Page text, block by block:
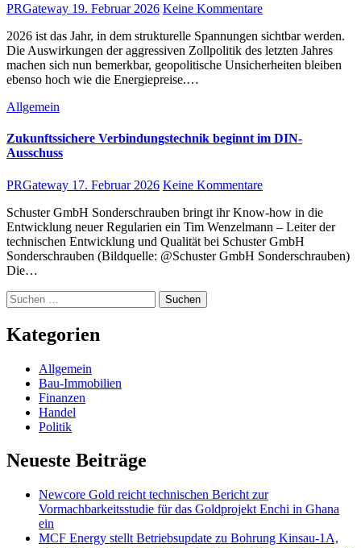
PRGateway 19. Februar 2026 Keine Kommentare
2026 ist das Jahr, in dem strukturelle Spannungen sichtbar werden.
Die Auswirkungen der aggressiven Zollpolitik des letzten Jahres
machen sich nun bemerkbar, geopolitische Unsicherheiten bleiben
ebenso hoch wie die Energiepreise.…
Allgemein
Zukunftssichere Verbindungstechnik beginnt im DIN-
Ausschuss
PRGateway 17. Februar 2026 Keine Kommentare
Schuster GmbH Sonderschrauben bringt ihr Know-how in die
Entwicklung neuer Regularien ein Tim Wenzelmann – Leiter der
technischen Entwicklung und Qualität bei Schuster GmbH
Sonderschrauben (Bildquelle: @Schuster GmbH Sonderschrauben)
Die…
Suchen
nach:
Kategorien
Allgemein
Bau-Immobilien
Finanzen
Handel
Politik
Neueste Beiträge
Newcore Gold reicht technischen Bericht zur
Vormachbarkeitsstudie für das Goldprojekt Enchi in Ghana
ein
MCF Energy stellt Betriebsupdate zu Bohrung Kinsau-1A,